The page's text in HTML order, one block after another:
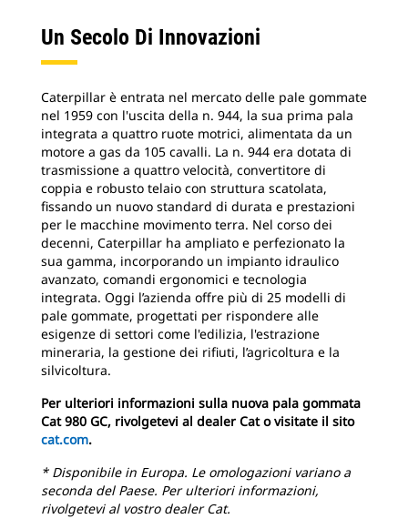
Un Secolo Di Innovazioni
Caterpillar è entrata nel mercato delle pale gommate
nel 1959 con l'uscita della n. 944, la sua prima pala
integrata a quattro ruote motrici, alimentata da un
motore a gas da 105 cavalli. La n. 944 era dotata di
trasmissione a quattro velocità, convertitore di
coppia e robusto telaio con struttura scatolata,
fissando un nuovo standard di durata e prestazioni
per le macchine movimento terra. Nel corso dei
decenni, Caterpillar ha ampliato e perfezionato la
sua gamma, incorporando un impianto idraulico
avanzato, comandi ergonomici e tecnologia
integrata. Oggi l’azienda offre più di 25 modelli di
pale gommate, progettati per rispondere alle
esigenze di settori come l'edilizia, l'estrazione
mineraria, la gestione dei rifiuti, l’agricoltura e la
silvicoltura.
Per ulteriori informazioni sulla nuova pala gommata
Cat 980 GC, rivolgetevi al dealer Cat o visitate il sito
cat.com.
* Disponibile in Europa. Le omologazioni variano a
seconda del Paese. Per ulteriori informazioni,
rivolgetevi al vostro dealer Cat.